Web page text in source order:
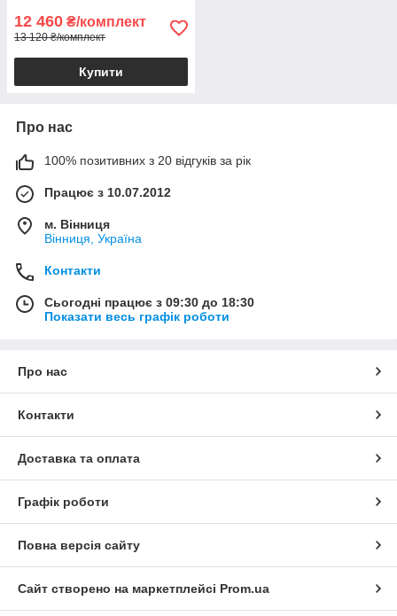
12 460 ₴/комплект
13 120 ₴/комплект
Купити
Про нас
100% позитивних з 20 відгуків за рік
Працює з 10.07.2012
м. Вінниця
Вінниця, Україна
Контакти
Сьогодні працює з 09:30 до 18:30
Показати весь графік роботи
Про нас
Контакти
Доставка та оплата
Графік роботи
Повна версія сайту
Сайт створено на маркетплейсі Prom.ua